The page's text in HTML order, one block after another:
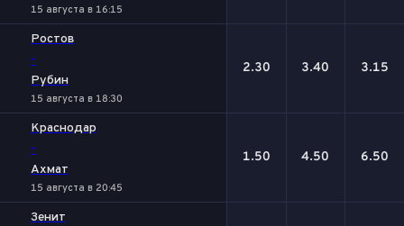
15 августа в 16:15
Ростов
-
Рубин
15 августа в 18:30
2.30 3.40 3.15
Краснодар
-
Ахмат
15 августа в 20:45
1.50 4.50 6.50
Зенит